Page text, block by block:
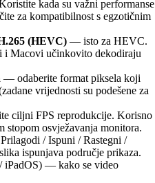
kada su važni performanse
za kompatibilnost s egzotičnim
(HEVC) — isto za HEVC.
i Macovi učinkovito dekodiraju
— odaberite format piksela koji
vrijednosti su podešene za
ciljni FPS reprodukcije. Korisno
stopom osvježavanja monitora.
/ Ispuni / Rastegni /
ispunjava područje prikaza.
iPadOS) — kako se video